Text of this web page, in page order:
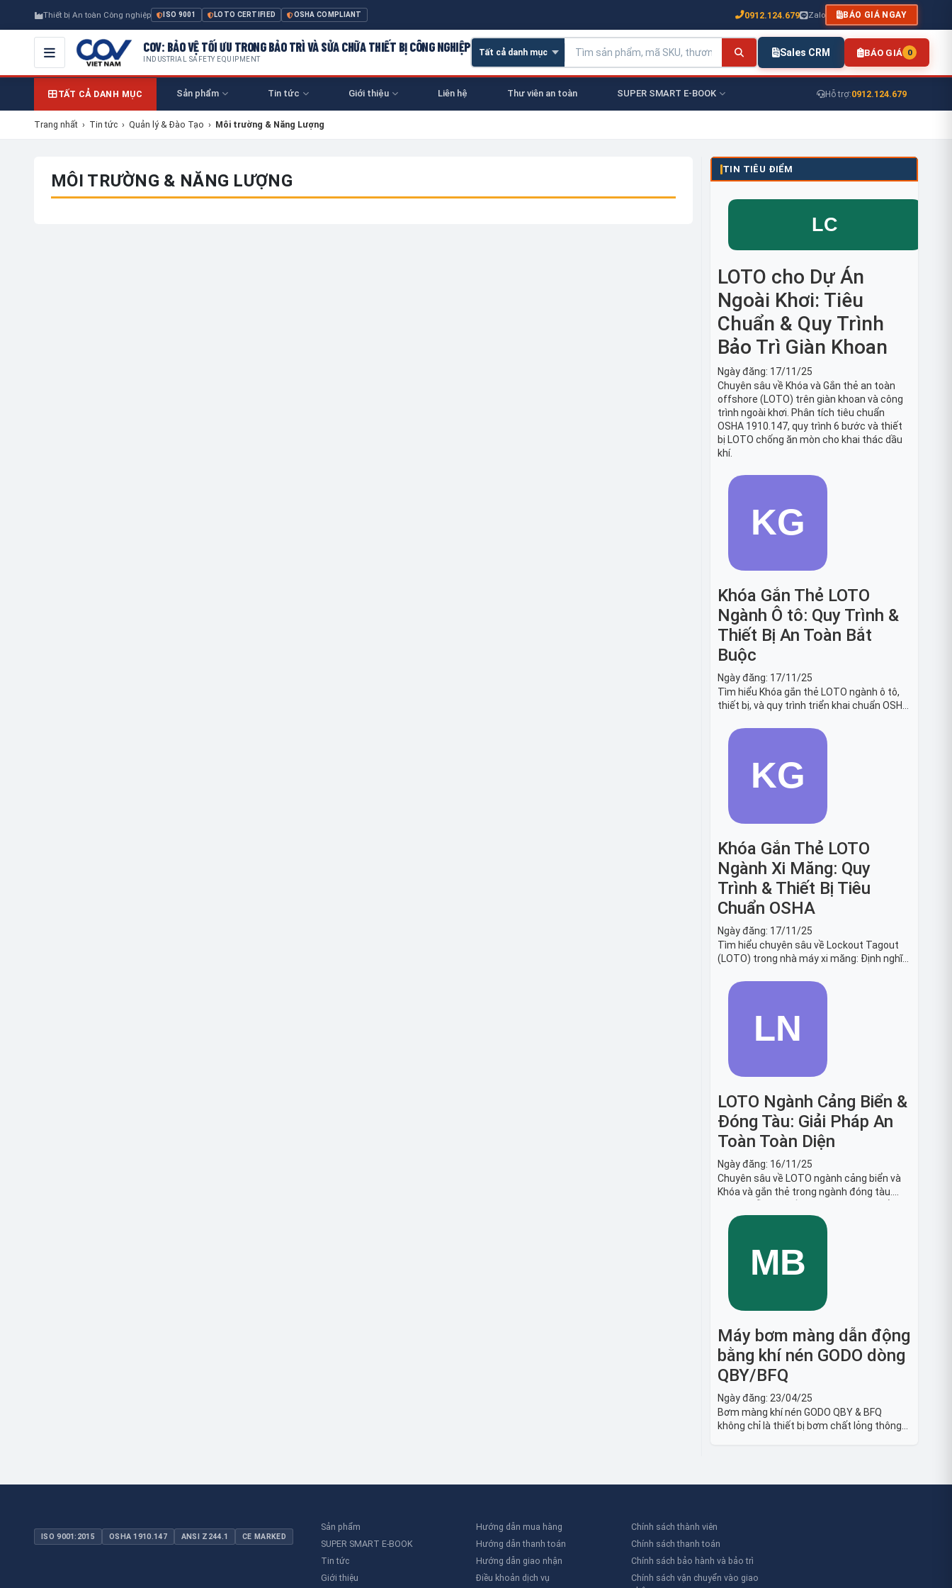
Thiết bị An toàn Công nghiệp ISO 9001 LOTO CERTIFIED OSHA COMPLIANT 0912.124.679 Zalo BÁO GIÁ NGAY
COV: BẢO VỆ TỐI ƯU TRONG BẢO TRÌ VÀ SỬA CHỮA THIẾT BỊ CÔNG NGHIỆP
INDUSTRIAL SAFETY EQUIPMENT
Sales CRM BÁO GIÁ 0
TẤT CẢ DANH MỤC Sản phẩm Tin tức Giới thiệu Liên hệ Thư viên an toàn SUPER SMART E-BOOK Hỗ trợ:0912.124.679
Trang nhất › Tin tức › Quản lý & Đào Tạo › Môi trường & Năng Lượng
MÔI TRƯỜNG & NĂNG LƯỢNG
TIN TIÊU ĐIỂM
LOTO cho Dự Án
Ngoài Khơi: Tiêu
Chuẩn & Quy Trình
Bảo Trì Giàn Khoan
Ngày đăng: 17/11/25
Chuyên sâu về Khóa và Gắn thẻ an toàn
offshore (LOTO) trên giàn khoan và công
trình ngoài khơi. Phân tích tiêu chuẩn
OSHA 1910.147, quy trình 6 bước và thiết
bị LOTO chống ăn mòn cho khai thác dầu
khí.
Khóa Gắn Thẻ LOTO
Ngành Ô tô: Quy Trình &
Thiết Bị An Toàn Bắt
Buộc
Ngày đăng: 17/11/25
Tìm hiểu Khóa gắn thẻ LOTO ngành ô tô,
thiết bị, và quy trình triển khai chuẩn OSHA
tải sản xuất ô tô và dây chuyền lắp ráp xe
hơi.
Khóa Gắn Thẻ LOTO
Ngành Xi Măng: Quy
Trình & Thiết Bị Tiêu
Chuẩn OSHA
Ngày đăng: 17/11/25
Tìm hiểu chuyên sâu về Lockout Tagout
(LOTO) trong nhà máy xi măng: Định nghĩa,
sách thiết bị LOTO thiết yếu. Giải pháp bảo
trì lò nung, máy nghiền an toàn.
LOTO Ngành Cảng Biển &
Đóng Tàu: Giải Pháp An
Toàn Toàn Diện
Ngày đăng: 16/11/25
Chuyên sâu về LOTO ngành cảng biển và
Khóa và gắn thẻ trong ngành đóng tàu.
OSHA, thiết bị và Giải pháp LOTO trong
công nghiệp đóng tàu toàn diện.
Máy bơm màng dẫn động
bằng khí nén GODO dòng
QBY/BFQ
Ngày đăng: 23/04/25
Bơm màng khí nén GODO QBY & BFQ
không chỉ là thiết bị bơm chất lỏng thông
ISO 9001:2015 OSHA 1910.147 ANSI Z244.1 CE MARKED
Sản phẩm
SUPER SMART E-BOOK
Tin tức
Giới thiệu
Hướng dẫn mua hàng
Hướng dẫn thanh toán
Hướng dẫn giao nhận
Điều khoản dịch vụ
Chính sách thành viên
Chính sách thanh toán
Chính sách bảo hành và bảo trì
Chính sách vận chuyển vào giao